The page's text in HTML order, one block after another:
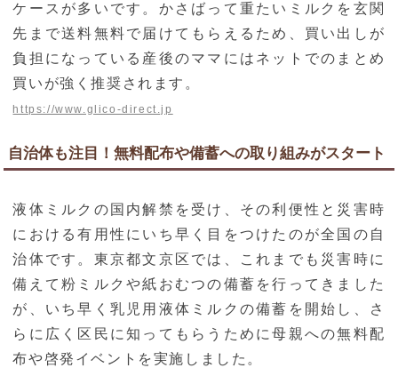
ケースが多いです。かさばって重たいミルクを玄関
先まで送料無料で届けてもらえるため、買い出しが
負担になっている産後のママにはネットでのまとめ
買いが強く推奨されます。
https://www.glico-direct.jp
自治体も注目！無料配布や備蓄への取り組みがスタート
液体ミルクの国内解禁を受け、その利便性と災害時
における有用性にいち早く目をつけたのが全国の自
治体です。東京都文京区では、これまでも災害時に
備えて粉ミルクや紙おむつの備蓄を行ってきました
が、いち早く乳児用液体ミルクの備蓄を開始し、さ
らに広く区民に知ってもらうために母親への無料配
布や啓発イベントを実施しました。